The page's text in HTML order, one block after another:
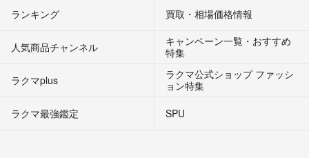
ランキング 買取・相場価格情報
人気商品チャンネル
キャンペーン一覧・おすすめ
特集
ラクマplus
ラクマ公式ショップ ファッシ
ョン特集
ラクマ最強鑑定
SPU